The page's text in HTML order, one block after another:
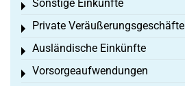
Sonstige Einkünfte
Toggle menu
Private Veräußerungsgeschäfte
Toggle menu
Ausländische Einkünfte
Toggle menu
Vorsorgeaufwendungen
Toggle menu